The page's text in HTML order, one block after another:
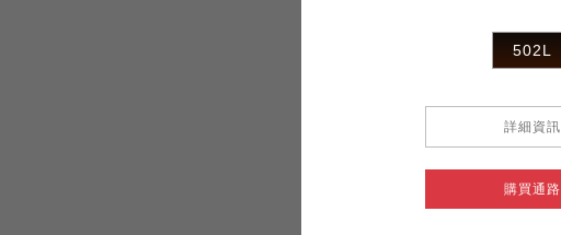
502L
詳細資訊
購買通路